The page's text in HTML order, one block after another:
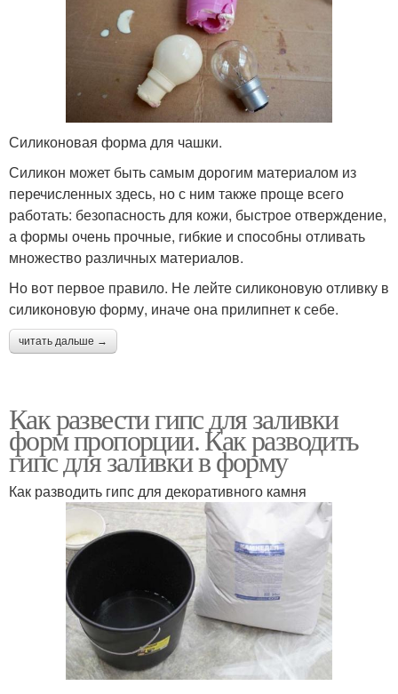
Силиконовая форма для чашки.
Силикон может быть самым дорогим материалом из
перечисленных здесь, но с ним также проще всего
работать: безопасность для кожи, быстрое отверждение,
а формы очень прочные, гибкие и способны отливать
множество различных материалов.
Но вот первое правило. Не лейте силиконовую отливку в
силиконовую форму, иначе она прилипнет к себе.
читать дальше →
Как развести гипс для заливки
форм пропорции. Как разводить
гипс для заливки в форму
Как разводить гипс для декоративного камня